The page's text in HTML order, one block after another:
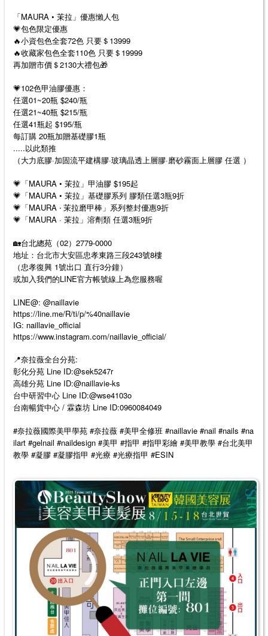
「MAURA • 茉拉」優惠懶人包
💗包色限定優惠
🔥小資包色全套72色 只要＄13999
🔥收藏家包色全套110色 只要＄19999
再加贈市價＄2130大禮包🎁
💗102色甲油膠優惠：
任選01~20瓶 $240/瓶
任選21~40瓶 $215/瓶
任選41瓶起 $195/瓶
每訂購 20瓶加贈基礎膠1瓶
.....以此類推
（大力底膠·加固流平建構膠·玻璃晶透上層膠·磨砂霧面上層膠 任選 ）
💗「MAURA • 茉拉」甲油膠 $195起
💗「MAURA • 茉拉」基礎膠系列 膠類任選3瓶9折
💗「MAURA ‧ 茉拉磨甲棒」系列整封優惠9折
💗「MAURA · 茉拉」溶劑類 任選3瓶9折
🏡台北總苑（02）2779-0000
地址：台北市大安區忠孝東路三段243號8樓
（忠孝復興 1號出口 直行3分鐘）
或加入我們的LINE官方帳號線上為您服務喔
LINE@: @naillavie
https://line.me/R/ti/p/%40naillavie
IG: naillavie_official
https://www.instagram.com/naillavie_official/
📍奈拉薇全台分苑:
彰化分苑 Line ID:@sek5247r
高雄分苑 Line ID:@naillavie-ks
台中研習中心 Line ID:@wse4103o
台南暢貨中心 / 霖森坊 Line ID:0960084049
#奈拉薇國際美甲學苑 #奈拉薇 #美甲全修班 #naillavie #nail #nails #na
ilart #gelnail #naildesign #美甲 #指甲 #指甲彩繪 #美甲教學 #台北美甲
教學 #凝膠 #凝膠指甲 #光療 #光療指甲 #ESIN